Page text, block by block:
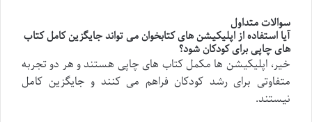
سوالات متداول
آیا استفاده از اپلیکیشن های کتابخوان می تواند جایگزین کامل کتاب
های چاپی برای کودکان شود؟
خیر، اپلیکیشن ها مکمل کتاب های چاپی هستند و هر دو تجربه
متفاوتی برای رشد کودکان فراهم می کنند و جایگزین کامل
نیستند.